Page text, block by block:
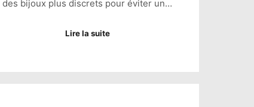
des bijoux plus discrets pour éviter un…
Lire la suite